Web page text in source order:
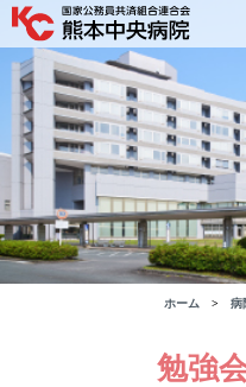
ホーム 病
勉強